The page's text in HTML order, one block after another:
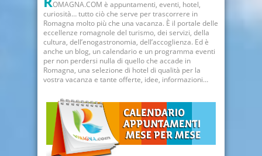
OMAGNA.COM è appuntamenti, eventi, hotel,
curiosità… tutto ciò che serve per trascorrere in
Romagna molto più che una vacanza. È il portale delle
eccellenze romagnole del turismo, dei servizi, della
cultura, dell’enogastronomia, dell’accoglienza. Ed è
anche un blog, un calendario e un programma eventi
per non perdersi nulla di quello che accade in
Romagna, una selezione di hotel di qualità per la
vostra vacanza e tante offerte, idee, informazioni…